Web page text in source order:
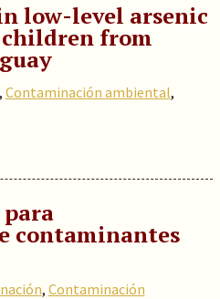
low-level arsenic
children from
, Contaminación ambiental,
contaminantes
, Contaminación